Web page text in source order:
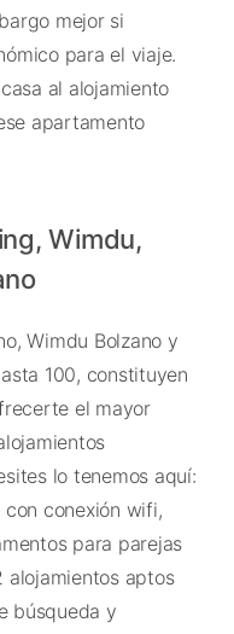
mejor si
para el viaje.
al alojamiento
apartamento
Wimdu,
Wimdu Bolzano y
100, constituyen
el mayor
lo tenemos aquí:
conexión wifi,
para parejas
alojamientos aptos
búsqueda y